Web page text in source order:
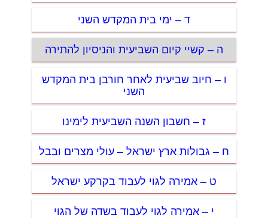
ד – ימי בית המקדש השני
ה – קשיי קיום השביעית והניסיון להתירה
ו – חיוב שביעית לאחר חורבן בית המקדש
השני
ז – חשבון השנה השביעית לימינו
ח – גבולות ארץ ישראל – עולי מצרים ובבל
ט – אמירה לגוי לעבוד בקרקע ישראל
י – אמירה לגוי לעבוד בשדה של הגוי